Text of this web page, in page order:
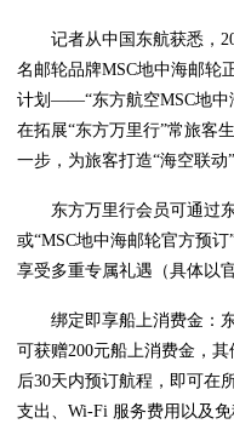
记者从中国东航获悉，
名邮轮品牌MSC地中海邮轮
计划——“东方航空MSC地中
在拓展“东方万里行”常旅客
一步，为旅客打造“海空联动
东方万里行会员可通过
或“MSC地中海邮轮官方预
享受多重专属礼遇（具体以
绑定即享船上消费金：
可获赠200元船上消费金，
后30天内预订航程，即可在
支出、Wi-Fi 服务费用以及免